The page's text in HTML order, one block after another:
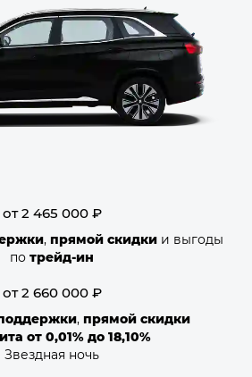
от 2 465 000 ₽
, прямой скидкии выгоды
по трейд-ин
от 2 660 000 ₽
, прямой скидки
от 0,01% до 18,10%
Звездная ночь